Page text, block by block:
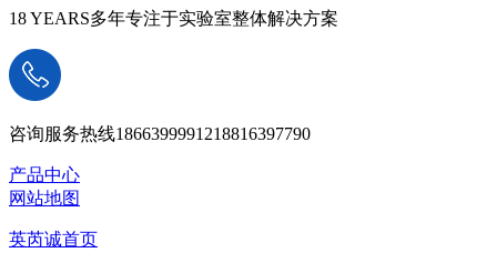
18 YEARS多年专注于实验室整体解决方案
咨询服务热线1866399991218816397790
产品中心
网站地图
英芮诚首页